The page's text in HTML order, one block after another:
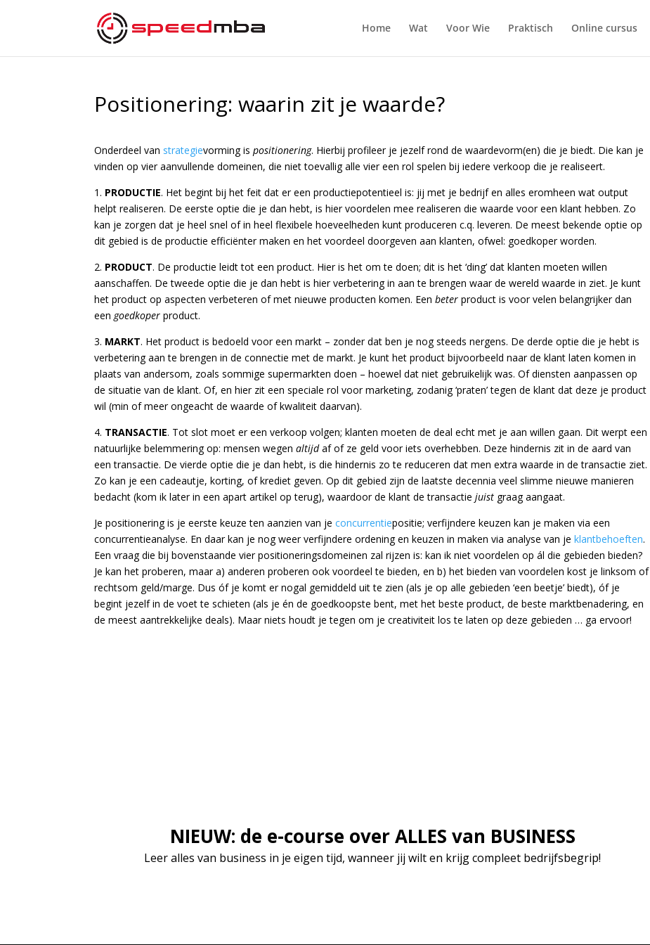
Home Wat Voor Wie Praktisch Online cursus
Positionering: waarin zit je waarde?
Onderdeel van strategievorming ispositionering. Hierbij profileer je jezelf rond de waardevorm(en) die je biedt. Die kan je
vinden op vier aanvullende domeinen, die niet toevallig alle vier een rol spelen bij iedere verkoop die je realiseert.
1. PRODUCTIE. Het begint bij het feit dat er een productiepotentieel is: jij met je bedrijf en alles eromheen wat output
helpt realiseren. De eerste optie die je dan hebt, is hier voordelen mee realiseren die waarde voor een klant hebben. Zo
kan je zorgen dat je heel snel of in heel flexibele hoeveelheden kunt produceren c.q. leveren. De meest bekende optie op
dit gebied is de productie efficiënter maken en het voordeel doorgeven aan klanten, ofwel: goedkoper worden.
2. PRODUCT. De productie leidt tot een product. Hier is het om te doen; dit is het ‘ding’ dat klanten moeten willen
aanschaffen. De tweede optie die je dan hebt is hier verbetering in aan te brengen waar de wereld waarde in ziet. Je kunt
het product op aspecten verbeteren of met nieuwe producten komen. Eenbeter product is voor velen belangrijker dan
eengoedkoper product.
3. MARKT. Het product is bedoeld voor een markt – zonder dat ben je nog steeds nergens. De derde optie die je hebt is
verbetering aan te brengen in de connectie met de markt. Je kunt het product bijvoorbeeld naar de klant laten komen in
plaats van andersom, zoals sommige supermarkten doen – hoewel dat niet gebruikelijk was. Of diensten aanpassen op
de situatie van de klant. Of, en hier zit een speciale rol voor marketing, zodanig ‘praten’ tegen de klant dat deze je product
wil (min of meer ongeacht de waarde of kwaliteit daarvan).
4. TRANSACTIE. Tot slot moet er een verkoop volgen; klanten moeten de deal echt met je aan willen gaan. Dit werpt een
natuurlijke belemmering op: mensen wegenaltijdaf of ze geld voor iets overhebben. Deze hindernis zit in de aard van
een transactie. De vierde optie die je dan hebt, is die hindernis zo te reduceren dat men extra waarde in de transactie ziet.
Zo kan je een cadeautje, korting, of krediet geven. Op dit gebied zijn de laatste decennia veel slimme nieuwe manieren
bedacht (kom ik later in een apart artikel op terug), waardoor de klant de transactiejuist graag aangaat.
Je positionering is je eerste keuze ten aanzien van jeconcurrentiepositie; verfijndere keuzen kan je maken via een
concurrentieanalyse. En daar kan je nog weer verfijndere ordening en keuzen in maken via analyse van jeklantbehoeften.
Een vraag die bij bovenstaande vier positioneringsdomeinen zal rijzen is: kan ik niet voordelen op ál die gebieden bieden?
Je kan het proberen, maar a) anderen proberen ook voordeel te bieden, en b) het bieden van voordelen kost je linksom of
rechtsom geld/marge. Dus óf je komt er nogal gemiddeld uit te zien (als je op alle gebieden ‘een beetje’ biedt), óf je
begint jezelf in de voet te schieten (als je én de goedkoopste bent, met het beste product, de beste marktbenadering, en
de meest aantrekkelijke deals). Maar niets houdt je tegen om je creativiteit los te laten op deze gebieden … ga ervoor!
NIEUW: de e-course over ALLES van BUSINESS
Leer alles van business in je eigen tijd, wanneer jij wilt en krijg compleet bedrijfsbegrip!